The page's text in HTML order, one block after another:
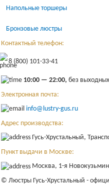
Напольные торшеры
Бронзовые люстры
Контактный телефон:
8 (800) 101-33-41
10:00 — 22:00, без выходных
Электронная почта:
info@lustry-gus.ru
Адрес производства:
Гусь-Хрустальный,
Пункт выдачи в Москве:
Москва, 1-я
© Люстры Гусь-Хрустальный -